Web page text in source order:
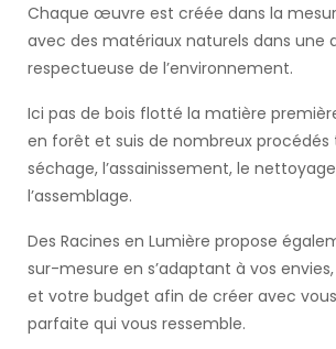
Chaque œuvre est créée dans la
avec des matériaux naturels dans une
respectueuse de l’environnement.
Ici pas de bois flotté la matière
en forêt et suis de nombreux procédés
séchage, l’assainissement, le
l’assemblage.
Des Racines en Lumière propose
sur-mesure en s’adaptant à vos
et votre budget afin de créer avec
parfaite qui vous ressemble.